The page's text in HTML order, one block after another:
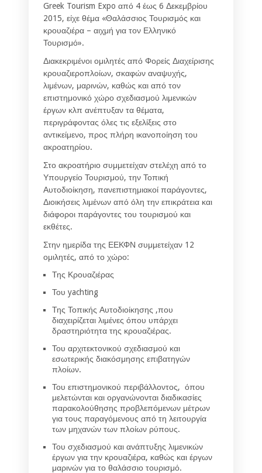
Greek Tourism Expo από 4 έως 6 Δεκεμβρίου
2015, είχε θέμα «Θαλάσσιος Τουρισμός και
κρουαζιέρα – αιχμή για τον Ελληνικό
Τουρισμό».
Διακεκριμένοι ομιλητές από Φορείς Διαχείρισης
κρουαζιεροπλοίων, σκαφών αναψυχής,
λιμένων, μαρινών, καθώς και από τον
επιστημονικό χώρο σχεδιασμού λιμενικών
έργων κλπ ανέπτυξαν τα θέματα,
περιγράφοντας όλες τις εξελίξεις στο
αντικείμενο, προς πλήρη ικανοποίηση του
ακροατηρίου.
Στο ακροατήριο συμμετείχαν στελέχη από το
Υπουργείο Τουρισμού, την Τοπική
Αυτοδιοίκηση, πανεπιστημιακοί παράγοντες,
Διοικήσεις λιμένων από όλη την επικράτεια και
διάφοροι παράγοντες του τουρισμού και
εκθέτες.
Στην ημερίδα της ΕΕΚΦΝ συμμετείχαν 12
ομιλητές, από το χώρο:
Της Κρουαζιέρας
Του yachting
Της Τοπικής Αυτοδιοίκησης ,που
διαχειρίζεται λιμένες όπου υπάρχει
δραστηριότητα της κρουαζιέρας.
Του αρχιτεκτονικού σχεδιασμού και
εσωτερικής διακόσμησης επιβατηγών
πλοίων.
Του επιστημονικού περιβάλλοντος, όπου
μελετώνται και οργανώνονται διαδικασίες
παρακολούθησης προβλεπόμενων μέτρων
για τους παραγόμενους από τη λειτουργία
των μηχανών των πλοίων ρύπους.
Του σχεδιασμού και ανάπτυξης λιμενικών
έργων για την κρουαζιέρα, καθώς και έργων
μαρινών για το θαλάσσιο τουρισμό.